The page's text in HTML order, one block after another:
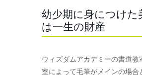
幼少期に身につけた
は一生の財産
ウィズダムアカデミーの書道教
室によって毛筆がメインの場合